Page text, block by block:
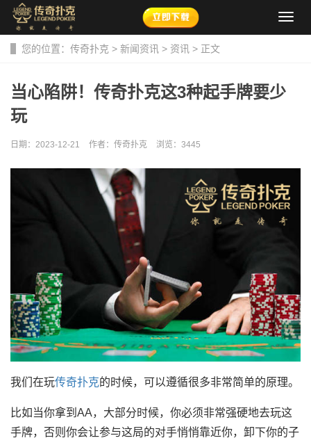
导
您的位置： 传奇扑克 > 新闻资讯 > 资讯 > 正文
当心陷阱！传奇扑克这3种起手牌要少
玩
日期：2023-12-21 作者：传奇扑克 浏览： 3445
我们在玩传奇扑克的时候，可以遵循很多非常简单的原理。
比如当你拿到AA，大部分时候，你必须非常强硬地去玩这
手牌，否则你会让参与这局的对手悄悄靠近你，卸下你的子